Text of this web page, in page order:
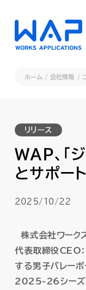
HUE 機能一覧
サービス
事例
セミナー
ホーム 会社情報
リリース
WAP、「
とサポー
2025/10/22
株式会社ワーク
代表取締役CEO
する男子バレーボ
2025-26シーズ